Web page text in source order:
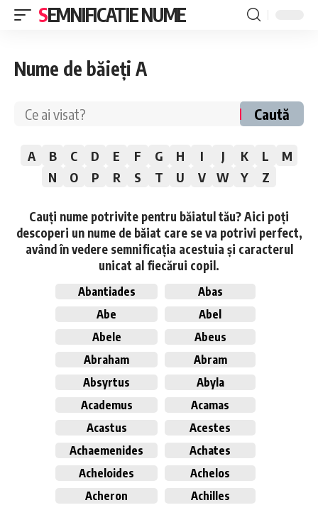
SEMNIFICATIE NUME
Nume de băieți A
Caută
A B C D E F G H I J K L
M
N
O P R S T U V W Y Z
Cauți nume potrivite pentru băiatul tău? Aici poți
descoperi un nume de băiat care se va potrivi perfect,
având în vedere semnificația acestuia și caracterul
unicat al fiecărui copil.
Abantiades
Abas
Abe
Abel
Abele
Abeus
Abraham
Abram
Absyrtus
Abyla
Academus
Acamas
Acastus
Acestes
Achaemenides
Achates
Acheloides
Achelos
Acheron
Achilles